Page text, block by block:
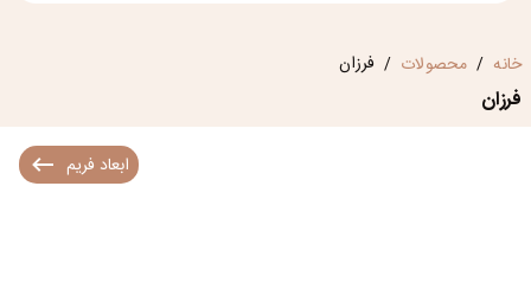
خانه / محصولات / فرزان
فرزان
ابعاد فریم